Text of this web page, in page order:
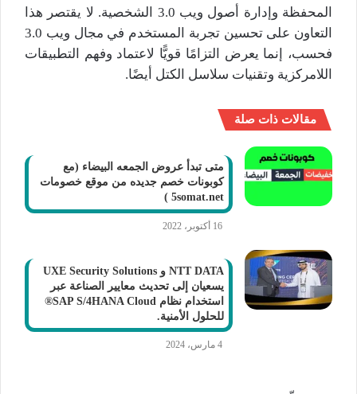
المحفظة وإدارة أصول ويب 3.0 الشخصية. لا يقتصر هذا
التعاون على تحسين تجربة المستخدم في مجال ويب 3.0
فحسب، إنما يعرض التزامًا قويًّا لاعتماد وفهم التطبيقات
اللامركزية وتقنيات سلاسل الكتل أيضًا.
مقالات ذات صلة
متى تبدأ عروض الجمعه البيضاء (مع
كوبونات خصم جديده من موقع خصومات
5somat.net )
16 أكتوبر، 2022
NTT DATA و UXE Security Solutions
يسعيان إلى تحديث معايير الصناعة عبر
استخدام نظام SAP S/4HANA Cloud®
للحلول الأمنية.
4 مارس، 2024